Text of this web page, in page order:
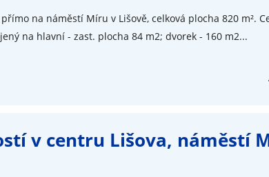
na náměstí Míru v Lišově, celková plocha 820 m².
na hlavní - zast. plocha 84 m2; dvorek - 160 m2...
v centru Lišova, náměstí